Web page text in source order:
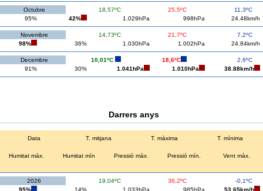
Octubre 18,57ºC 25,5ºC
11,3ºC
95%
42% 1.029hPa 998hPa 24.48km/h
Novembre 14,73ºC 21,7ºC
7,2ºC
98%
36% 1.030hPa 1.002hPa 24.84km/h
Decembre 10,01ºC 18,6ºC
2,6ºC
91%
30% 1.041hPa 1.010hPa 38.88km/h
Darrers anys
Data T. mitjana T. màxima T. mínima
Humitat màx. Humitat mín Pressió màx. Pressió mín. Vent màx.
2026 19,04ºC 36,2ºC
-0,1ºC
95%
14% 1.033hPa 985hPa 53.65km/h